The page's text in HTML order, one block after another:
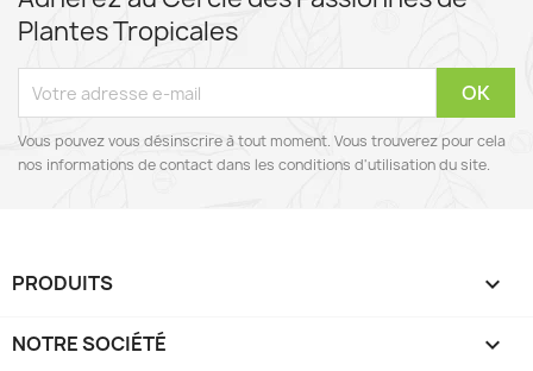
Plantes Tropicales
Vous pouvez vous désinscrire à tout moment. Vous trouverez pour cela
nos informations de contact dans les conditions d'utilisation du site.
PRODUITS 
NOTRE SOCIÉTÉ 